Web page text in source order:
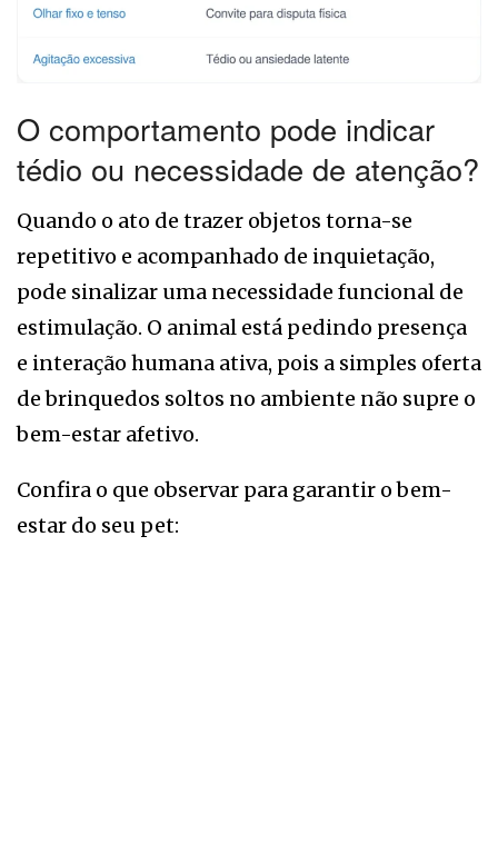
O comportamento pode indicar
tédio ou necessidade de atenção?
Quando o ato de trazer objetos torna-se
repetitivo e acompanhado de inquietação,
pode sinalizar uma necessidade funcional de
estimulação. O animal está pedindo presença
e interação humana ativa, pois a simples oferta
de brinquedos soltos no ambiente não supre o
bem-estar afetivo.
Confira o que observar para garantir o bem-
estar do seu pet: